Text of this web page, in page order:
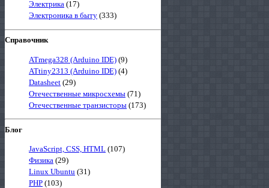
Электрика (17)
Электроника в быту (333)
Справочник
ATmega328 (Arduino IDE) (9)
ATtiny2313 (Arduino IDE) (4)
Datasheet (29)
Отечественные микросхемы (71)
Отечественные транзисторы (173)
Блог
JavaScript, CSS, HTML (107)
Физика (29)
Linux Ubuntu (31)
PHP (103)